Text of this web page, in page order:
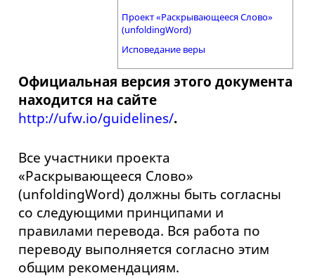
Проект «Раскрывающееся Слово»
(unfoldingWord)
Исповедание веры
Официальная версия этого документа
находится на сайте
http://ufw.io/guidelines/.
Все участники проекта
«Раскрывающееся Слово»
(unfoldingWord) должны быть согласны
со следующими принципами и
правилами перевода. Вся работа по
переводу выполняется согласно этим
общим рекомендациям.